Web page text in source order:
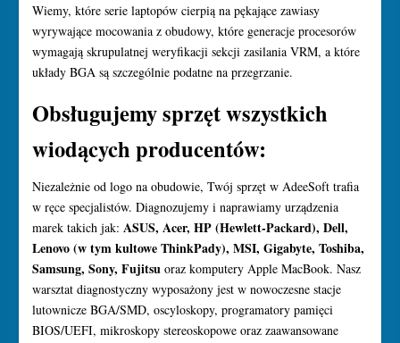
Wiemy, które serie laptopów cierpią na pękające zawiasy
wyrywające mocowania z obudowy, które generacje procesorów
wymagają skrupulatnej weryfikacji sekcji zasilania VRM, a które
układy BGA są szczególnie podatne na przegrzanie.
Obsługujemy sprzęt wszystkich
wiodących producentów:
Niezależnie od logo na obudowie, Twój sprzęt w AdeeSoft trafia
w ręce specjalistów. Diagnozujemy i naprawiamy urządzenia
marek takich jak:ASUS, Acer, HP (Hewlett-Packard), Dell,
Lenovo (w tym kultowe ThinkPady), MSI, Gigabyte, Toshiba,
Samsung, Sony, Fujitsu oraz komputery Apple MacBook. Nasz
warsztat diagnostyczny wyposażony jest w nowoczesne stacje
lutownicze BGA/SMD, oscyloskopy, programatory pamięci
BIOS/UEFI, mikroskopy stereoskopowe oraz zaawansowane